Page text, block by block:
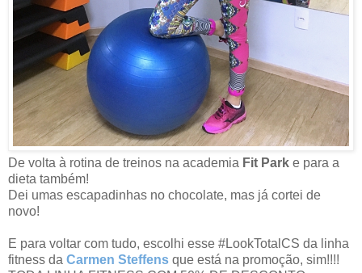
De volta à rotina de treinos na academia Fit Park e para a
dieta também!
Dei umas escapadinhas no chocolate, mas já cortei de
novo!
E para voltar com tudo, escolhi esse #LookTotalCS da linha
fitness da Carmen Steffens que está na promoção, sim!!!!